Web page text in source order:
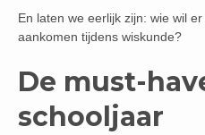
En laten we eerlijk zijn: wie wil
aankomen tijdens wiskunde?
De must-
schooljaar